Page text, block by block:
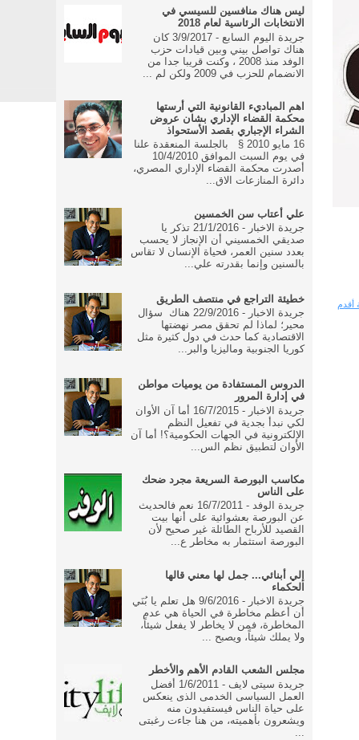
أقدم
ليس هناك منافسين للسيسي في
الانتخابات الرئاسية لعام 2018
جريدة اليوم السابع - 3/9/2017 كان
هناك تواصل بيني وبين قيادات حزب
الوفد منذ 2008 ، وكنت قريبا جدا من
الانضمام للحزب في 2009 ولكن لم ...
اهم المباديء القانونية التي أرستها
محكمة القضاء الإداري بشان عروض
الشراء الإجباري بقصد الأستحواذ
16 مايو 2010 § بالجلسة المنعقدة علنا
في يوم السبت الموافق 10/4/2010
أصدرت محكمة القضاء الإداري المصري،
دائرة المنازعات الاق...
علي أعتاب سن الخمسين
جريدة الاخبار - 21/1/2016 تذكر يا
صديقي الخمسيني أن الإنجاز لا يحسب
بعدد سنين العمر، فحياة الإنسان لا تقاس
بالسنين وإنما بقدرته علي...
خطيئة التراجع في منتصف الطريق
جريدة الاخبار - 22/9/2016 هناك سؤال
محير؛ لماذا لم تحقق مصر نهضتها
الاقتصادية كما حدث في دول كثيرة مثل
كوريا الجنوبية وماليزيا والبر...
الدروس المستفادة من يوميات مواطن
في إدارة المرور
جريدة الاخبار - 16/7/2015 أما آن الأوان
لكي نبدأ بجدية في تفعيل النظم
الإلكترونية في الجهات الحكومية؟! أما آن
الأوان لتطبيق نظم الس...
مكاسب البورصة السريعة مجرد ضحك
على الناس
جريدة الوفد - 16/7/2011 نعم فالحديث
عن البورصة بعشوائية على أنها بيت
القصيد للأرباح الطائلة غير صحيح لأن
البورصة استثمار به مخاطر ع...
إلي أبنائي... جمل لها معني قالها
الحكماء
جريدة الاخبار - 9/6/2016 هل تعلم يا بُنَي
أن أعظم مخاطرة في الحياة هي عدم
المخاطرة، فمن لا يخاطر لا يفعل شيئاً،
ولا يملك شيئاً، ويصبح ...
مجلس الشعب القادم الأهم والأخطر
جريدة سيتى لايف - 1/6/2011 أفضل
العمل السياسى الخدمى الذى ينعكس
على حياة الناس فيستفيدون منه
ويشعرون بأهميته، من هنا جاءت رغبتى